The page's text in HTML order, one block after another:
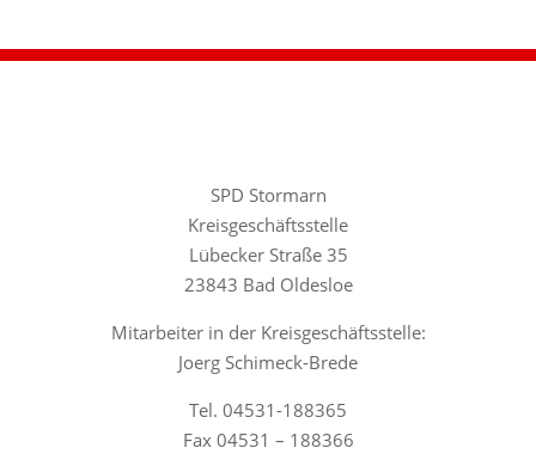
SPD Stormarn
Kreisgeschäftsstelle
Lübecker Straße 35
23843 Bad Oldesloe
Mitarbeiter in der Kreisgeschäftsstelle:
Joerg Schimeck-Brede
Tel. 04531-188365
Fax 04531 – 188366